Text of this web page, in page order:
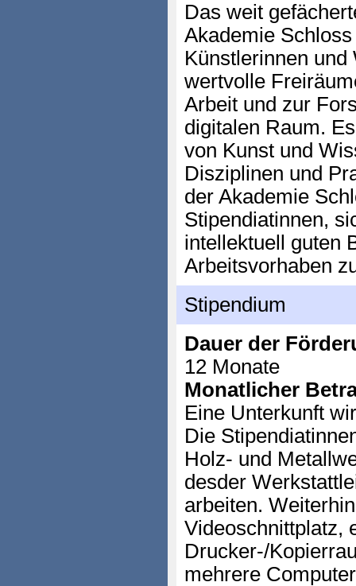
Das weit
Akademie
Künstlerinnen
wertvolle
Arbeit und zur
digitalen Raum.
von Kunst und
Disziplinen und
der Akademie
Stipendiatinnen,
intellektuell guten
Arbeitsvorhaben
Stipendium
Dauer der
12 Monate
Monatlicher
Eine Unterkunft
Die
Holz- und
desder
arbeiten.
Videoschnittplatz,
Drucker-/
mehrere